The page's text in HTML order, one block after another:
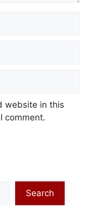
website in this
comment.
Search